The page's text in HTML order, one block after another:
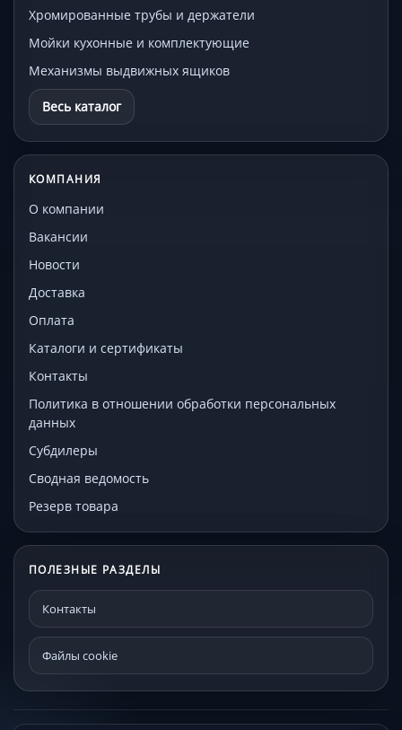
Хромированные трубы и держатели
Мойки кухонные и комплектующие
Механизмы выдвижных ящиков
Весь каталог
КОМПАНИЯ
О компании
Вакансии
Новости
Доставка
Оплата
Каталоги и сертификаты
Контакты
Политика в отношении обработки персональных
данных
Субдилеры
Сводная ведомость
Резерв товара
ПОЛЕЗНЫЕ РАЗДЕЛЫ
Контакты
Файлы cookie